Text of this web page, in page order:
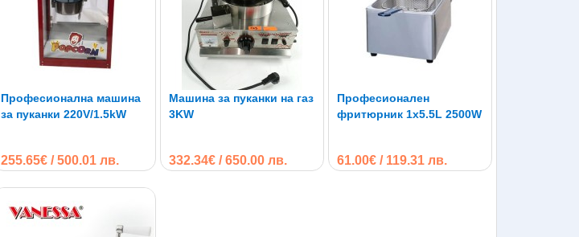
Професионална машина
за пуканки 220V/1.5kW
255.65€ / 500.01 лв.
Машина за пуканки на газ
3KW
332.34€ / 650.00 лв.
Професионален
фритюрник 1х5.5L 2500W
61.00€ / 119.31 лв.